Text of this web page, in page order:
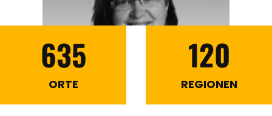
635
ORTE
120
REGIONEN